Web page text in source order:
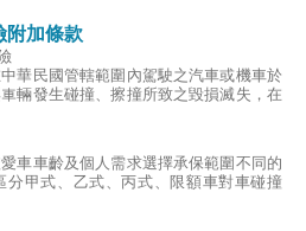
附加條款
華民國管轄範圍內駕駛之汽車或機車於
輛發生碰撞、擦撞所致之毀損滅失，在
任。
但經憲警現場處理且經由本公司查證屬
車車齡及個人需求選擇承保範圍不同的
甲式、乙式、丙式、限額車對車碰撞